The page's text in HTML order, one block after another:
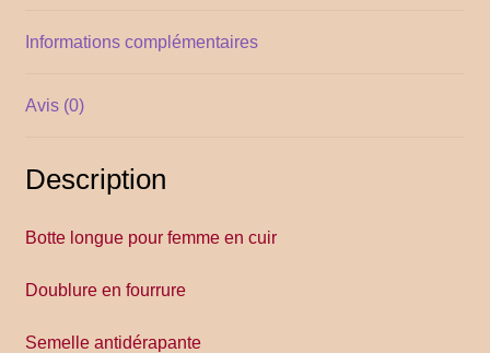
Informations complémentaires
Avis (0)
Description
Botte longue pour femme en cuir
Doublure en fourrure
Semelle antidérapante